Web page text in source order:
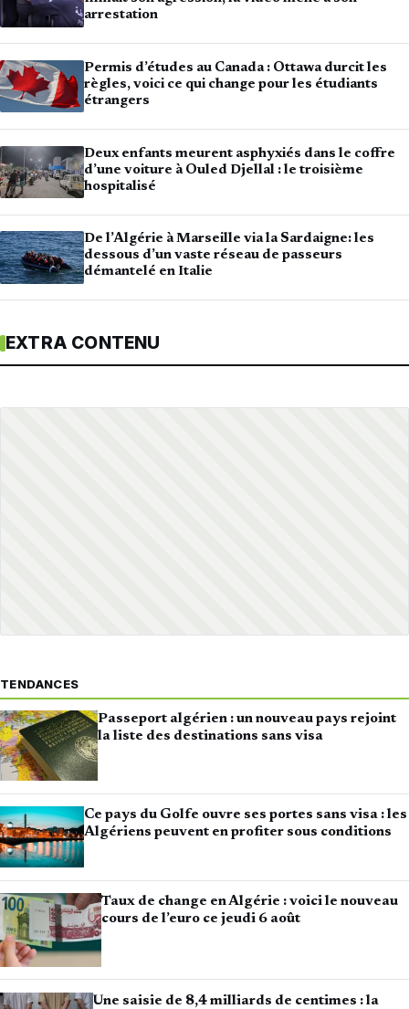
arrestation
Permis d’études au Canada : Ottawa durcit les
règles, voici ce qui change pour les étudiants
étrangers
Deux enfants meurent asphyxiés dans le coffre
d’une voiture à Ouled Djellal : le troisième
hospitalisé
De l’Algérie à Marseille via la Sardaigne: les
dessous d’un vaste réseau de passeurs
démantelé en Italie
EXTRA CONTENU
TENDANCES
Passeport algérien : un nouveau pays rejoint
la liste des destinations sans visa
Ce pays du Golfe ouvre ses portes sans visa : les
Algériens peuvent en profiter sous conditions
Taux de change en Algérie : voici le nouveau
cours de l’euro ce jeudi 6 août
Une saisie de 8,4 milliards de centimes : la